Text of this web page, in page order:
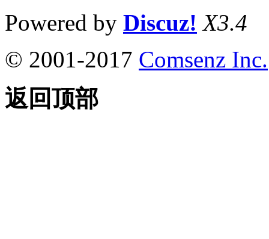
Powered by Discuz! X3.4
© 2001-2017 Comsenz Inc.
返回顶部